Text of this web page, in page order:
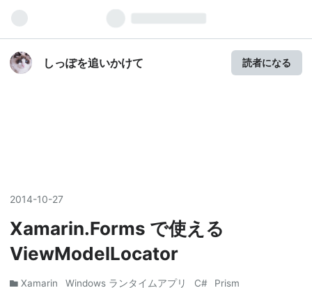
しっぽを追いかけて 読者になる
2014-10-27
Xamarin.Forms で使える
ViewModelLocator
Xamarin Windows ランタイムアプリ C# Prism